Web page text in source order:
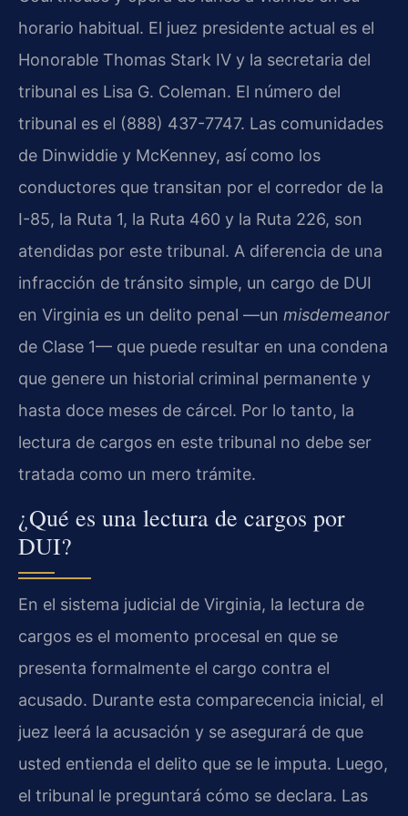
horario habitual. El juez presidente actual es el
Honorable Thomas Stark IV y la secretaria del
tribunal es Lisa G. Coleman. El número del
tribunal es el (888) 437-7747. Las comunidades
de Dinwiddie y McKenney, así como los
conductores que transitan por el corredor de la
I-85, la Ruta 1, la Ruta 460 y la Ruta 226, son
atendidas por este tribunal. A diferencia de una
infracción de tránsito simple, un cargo de DUI
en Virginia es un delito penal —un misdemeanor
de Clase 1— que puede resultar en una condena
que genere un historial criminal permanente y
hasta doce meses de cárcel. Por lo tanto, la
lectura de cargos en este tribunal no debe ser
tratada como un mero trámite.
¿Qué es una lectura de cargos por
DUI?
En el sistema judicial de Virginia, la lectura de
cargos es el momento procesal en que se
presenta formalmente el cargo contra el
acusado. Durante esta comparecencia inicial, el
juez leerá la acusación y se asegurará de que
usted entienda el delito que se le imputa. Luego,
el tribunal le preguntará cómo se declara. Las